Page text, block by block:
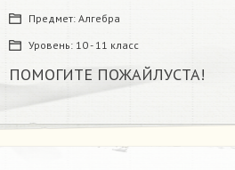
Предмет: Алгебра
Уровень: 10 - 11 класс
ПОМОГИТЕ ПОЖАЙЛУСТА!